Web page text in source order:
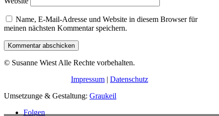
Name, E-Mail-Adresse und Website in diesem Browser für
meinen nächsten Kommentar speichern.
Kommentar abschicken
© Susanne Wiest Alle Rechte vorbehalten.
Impressum | Datenschutz
Umsetzunge & Gestaltung: Graukeil
Folgen